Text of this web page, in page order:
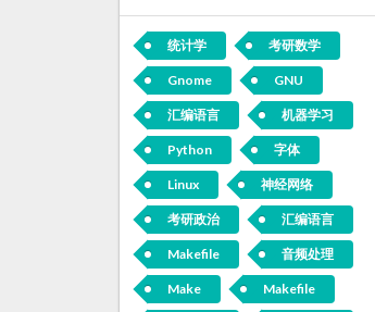
统计学 考研数学
Gnome GNU
汇编语言 机器学习
Python 字体
Linux 神经网络
考研政治 汇编语言
Makefile 音频处理
Make Makefile